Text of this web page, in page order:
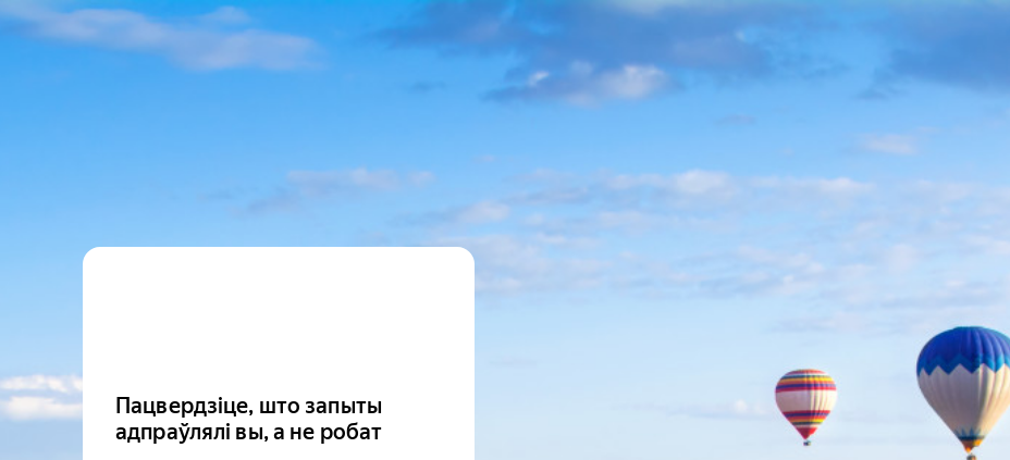
Пацвердзіце, што запыты
адпраўлялі вы, а не робат